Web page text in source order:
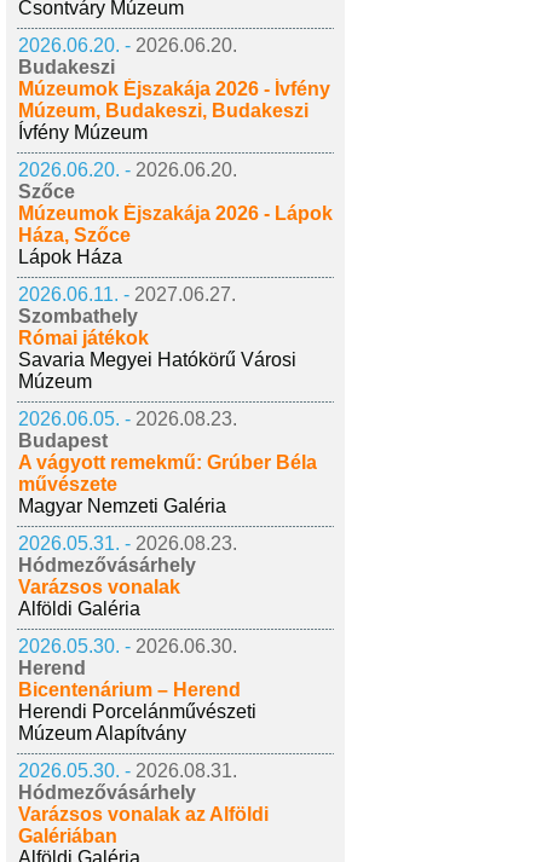
Csontváry Múzeum
2026.06.20. - 2026.06.20.
Budakeszi
Múzeumok Éjszakája 2026 - Ívfény
Múzeum, Budakeszi, Budakeszi
Ívfény Múzeum
2026.06.20. - 2026.06.20.
Szőce
Múzeumok Éjszakája 2026 - Lápok
Háza, Szőce
Lápok Háza
2026.06.11. - 2027.06.27.
Szombathely
Római játékok
Savaria Megyei Hatókörű Városi
Múzeum
2026.06.05. - 2026.08.23.
Budapest
A vágyott remekmű: Grúber Béla
művészete
Magyar Nemzeti Galéria
2026.05.31. - 2026.08.23.
Hódmezővásárhely
Varázsos vonalak
Alföldi Galéria
2026.05.30. - 2026.06.30.
Herend
Bicentenárium – Herend
Herendi Porcelánművészeti
Múzeum Alapítvány
2026.05.30. - 2026.08.31.
Hódmezővásárhely
Varázsos vonalak az Alföldi
Galériában
Alföldi Galéria